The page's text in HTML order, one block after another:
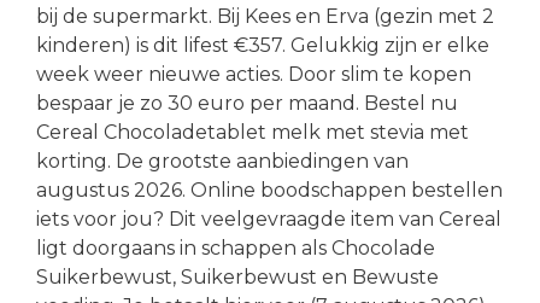
bij de supermarkt. Bij Kees en Erva (gezin met 2
kinderen) is dit lifest €357. Gelukkig zijn er elke
week weer nieuwe acties. Door slim te kopen
bespaar je zo 30 euro per maand. Bestel nu
Cereal Chocoladetablet melk met stevia met
korting. De grootste aanbiedingen van
augustus 2026. Online boodschappen bestellen
iets voor jou? Dit veelgevraagde item van Cereal
ligt doorgaans in schappen als Chocolade
Suikerbewust, Suikerbewust en Bewuste